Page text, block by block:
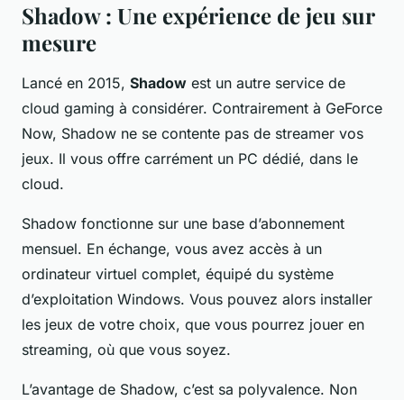
Shadow : Une expérience de jeu sur
mesure
Lancé en 2015, Shadow est un autre service de
cloud gaming à considérer. Contrairement à GeForce
Now, Shadow ne se contente pas de streamer vos
jeux. Il vous offre carrément un PC dédié, dans le
cloud.
Shadow fonctionne sur une base d’abonnement
mensuel. En échange, vous avez accès à un
ordinateur virtuel complet, équipé du système
d’exploitation Windows. Vous pouvez alors installer
les jeux de votre choix, que vous pourrez jouer en
streaming, où que vous soyez.
L’avantage de Shadow, c’est sa polyvalence. Non